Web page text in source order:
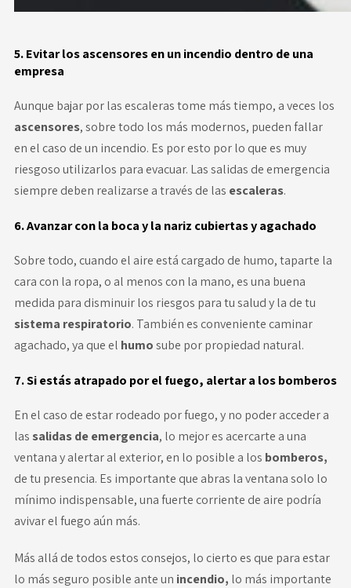
5. Evitar los ascensores en un incendio dentro de una
empresa
Aunque bajar por las escaleras tome más tiempo, a veces los
ascensores, sobre todo los más modernos, pueden fallar
en el caso de un incendio. Es por esto por lo que es muy
riesgoso utilizarlos para evacuar. Las salidas de emergencia
siempre deben realizarse a través de las escaleras.
6. Avanzar con la boca y la nariz cubiertas y agachado
Sobre todo, cuando el aire está cargado de humo, taparte la
cara con la ropa, o al menos con la mano, es una buena
medida para disminuir los riesgos para tu salud y la de tu
sistema respiratorio. También es conveniente caminar
agachado, ya que el humosube por propiedad natural.
7. Si estás atrapado por el fuego, alertar a los bomberos
En el caso de estar rodeado por fuego, y no poder acceder a
las salidas de emergencia, lo mejor es acercarte a una
ventana y alertar al exterior, en lo posible a los bomberos,
de tu presencia. Es importante que abras la ventana solo lo
mínimo indispensable, una fuerte corriente de aire podría
avivar el fuego aún más.
Más allá de todos estos consejos, lo cierto es que para estar
lo más seguro posible ante un incendio, lo más importante